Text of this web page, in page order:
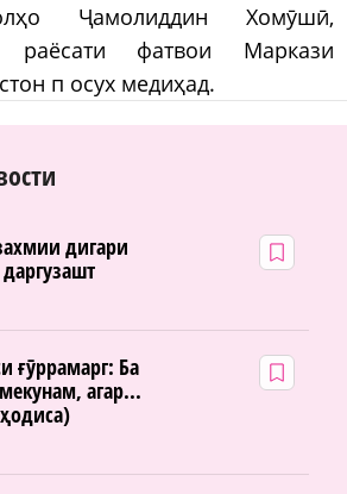
Ҷамолиддин Хомӯшӣ,
раёсати фатвои Маркази
п осух медиҳад.
дигари
ғӯррамарг: Ба
агар...